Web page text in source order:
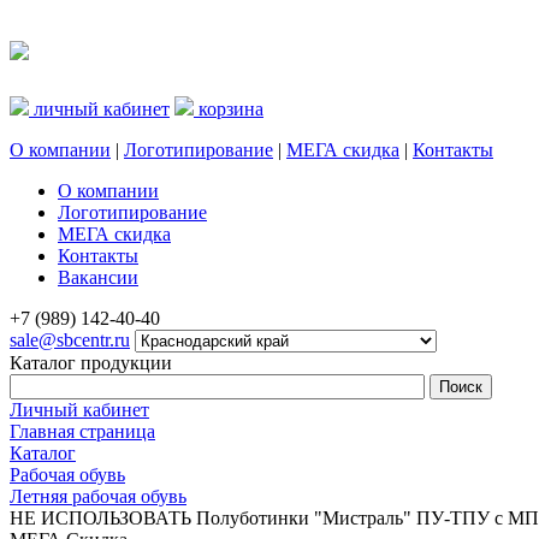
личный кабинет
корзина
О компании | Логотипирование | МЕГА скидка | Контакты
О компании
Логотипирование
МЕГА скидка
Контакты
Вакансии
+7 (989) 142-40-40
sale@sbcentr.ru
Каталог продукции
Личный кабинет
Главная страница
Каталог
Рабочая обувь
Летняя рабочая обувь
НЕ ИСПОЛЬЗОВАТЬ Полуботинки "Мистраль" ПУ-ТПУ с